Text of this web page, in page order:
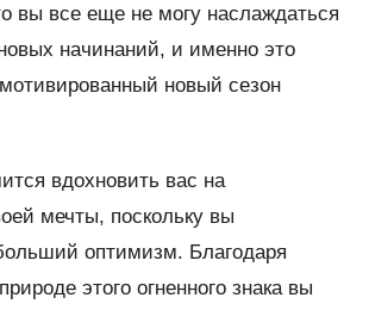
вы все еще не могу наслаждаться
начинаний, и именно это
новый сезон
вдохновить вас на
мечты, поскольку вы
оптимизм. Благодаря
этого огненного знака вы